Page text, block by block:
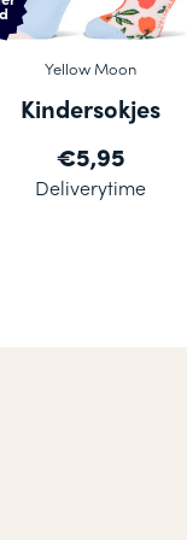
Yellow Moon
Kindersokjes
€5,95
Deliverytime